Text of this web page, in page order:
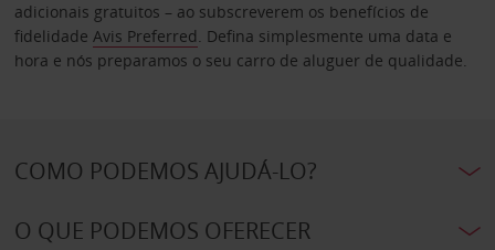
adicionais gratuitos – ao subscreverem os benefícios de
fidelidade Avis Preferred. Defina simplesmente uma data e
hora e nós preparamos o seu carro de aluguer de qualidade.
COMO PODEMOS AJUDÁ-LO?
O QUE PODEMOS OFERECER